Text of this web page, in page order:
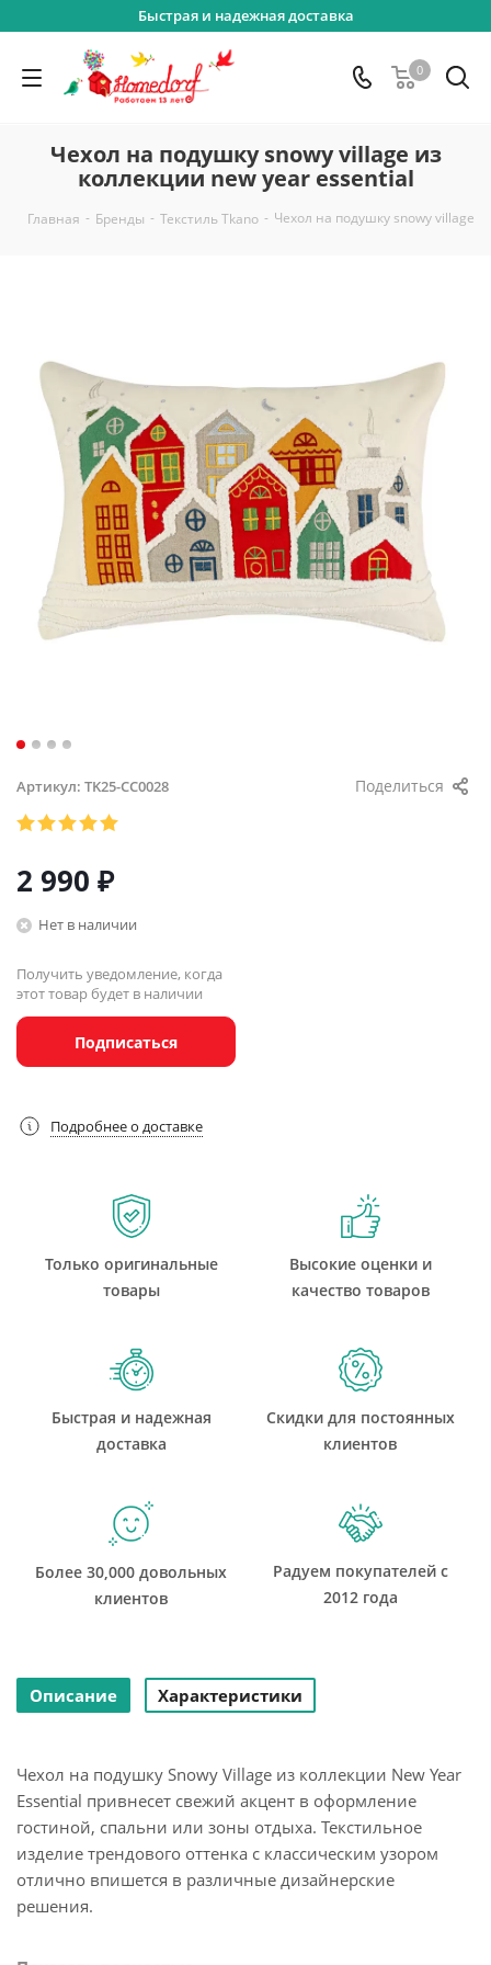
Быстрая и надежная доставка
0
Чехол на подушку snowy village из
коллекции new year essential
Главная - Бренды - Текстиль Tkano - Чехол на подушку snowy village
Артикул: TK25-CC0028 Поделиться
2 990 ₽
Нет в наличии
Получить уведомление, когда
этот товар будет в наличии
Подписаться
Подробнее о доставке
Только оригинальные
товары
Высокие оценки и
качество товаров
Быстрая и надежная
доставка
Скидки для постоянных
клиентов
Более 30,000 довольных
клиентов
Радуем покупателей с
2012 года
Описание Характеристики
Чехол на подушку Snowy Village из коллекции New Year
Essential привнесет свежий акцент в оформление
гостиной, спальни или зоны отдыха. Текстильное
изделие трендового оттенка с классическим узором
отлично впишется в различные дизайнерские
решения.
Особенности и преимущества: